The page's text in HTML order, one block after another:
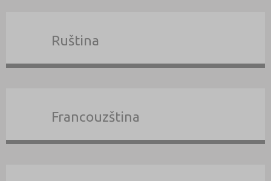
Ruština
Francouzština